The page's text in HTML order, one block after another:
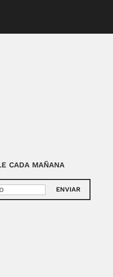
CADA MAÑANA
ENVIAR